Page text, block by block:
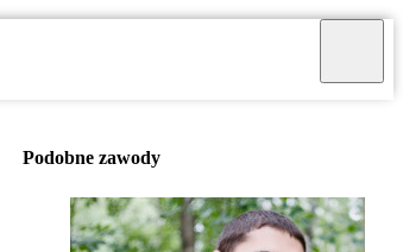
Podobne zawody